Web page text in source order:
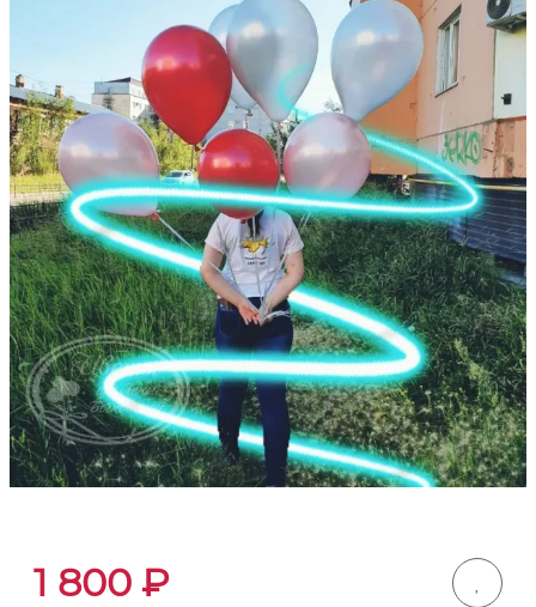
1 800 ₽